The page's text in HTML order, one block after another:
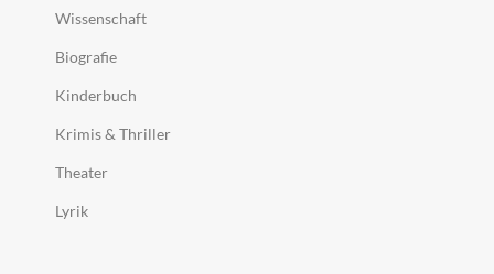
Wissenschaft
Biografie
Kinderbuch
Krimis & Thriller
Theater
Lyrik